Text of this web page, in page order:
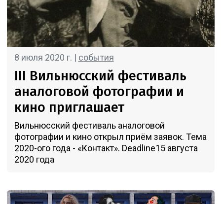
8 июля 2020 г. | события
III Вильнюсский фестиваль
аналоговой фотографии и
кино приглашает
Вильнюсский фестиваль аналоговой
фотографии и кино открыл приём заявок. Тема
2020-ого года - «Контакт». Deadline15 августа
2020 года